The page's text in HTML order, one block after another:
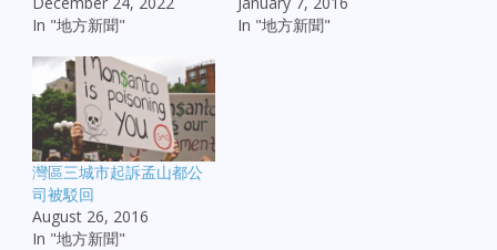
In "地方新聞"
In "地方新聞"
灣區三城市起訴孟山都公
司被駁回
August 26, 2016
In "地方新聞"